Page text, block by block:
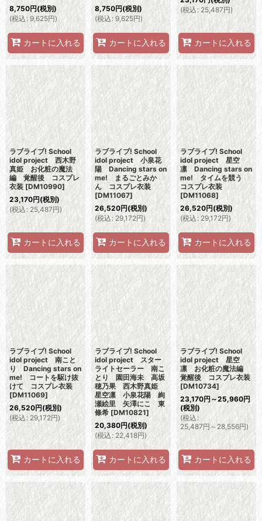
8,750円(税別)
(税込: 9,625円)
カートに入れる
8,750円(税別)
(税込: 9,625円)
カートに入れる
(税込: 25,487円)
カートに入れる
ラブライブ! School
idol project 西木野
真姫 お化粧の魔法
編 覚醒後 コスプレ
衣装 [DM10990]
23,170円(税別)
(税込: 25,487円)
カートに入れる
ラブライブ! School
idol project 小泉花
陽 Dancing stars on
me! まるごとみか
ん コスプレ衣装
[DM11067]
26,520円(税別)
(税込: 29,172円)
カートに入れる
ラブライブ! School
idol project 星空
凛 Dancing stars on
me! タイムを競う
コスプレ衣装
[DM11068]
26,520円(税別)
(税込: 29,172円)
カートに入れる
ラブライブ! School
idol project 南こと
り Dancing stars on
me! コートを駆け抜
けて コスプレ衣装
[DM11069]
26,520円(税別)
(税込: 29,172円)
カートに入れる
ラブライブ! School
idol project スター
ライトセーラー 南こ
とり 園田海未 高坂
穂乃果 西木野真姫
星空凛 小泉花陽 絢
瀬絵里 矢澤にこ 東
條希 [DM10821]
20,380円(税別)
(税込: 22,418円)
カートに入れる
ラブライブ! School
idol project 星空
凛 お化粧の魔法編
覚醒後 コスプレ衣装
[DM10734]
23,170円～25,960円
(税別)
(税込:
25,487円～28,556円)
カートに入れる